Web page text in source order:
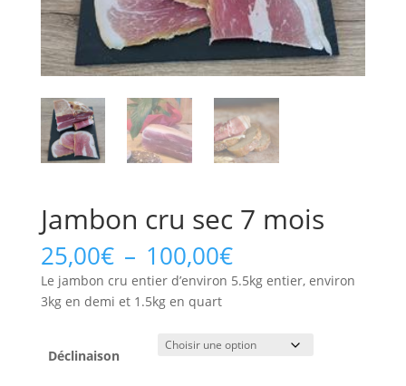
Jambon cru sec 7 mois
25,00€ – 100,00€Plage
de
prix :
à
100,00€
Le jambon cru entier d’environ 5.5kg entier, environ
3kg en demi et 1.5kg en quart
Déclinaison